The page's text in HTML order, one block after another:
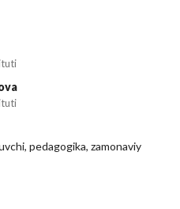
pedagogika, zamonaviy